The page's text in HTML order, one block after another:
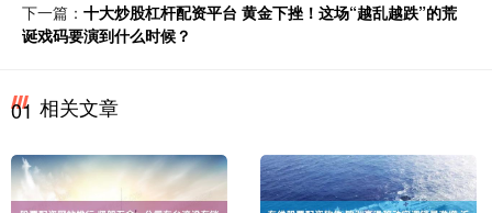
下一篇： 十大炒股杠杆配资平台 黄金下挫！这场“越乱越跌”的荒
诞戏码要演到什么时候？
01 相关文章